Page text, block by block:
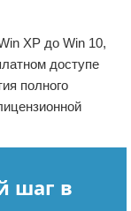
XP до Win 10,
доступе
полного
шаг в